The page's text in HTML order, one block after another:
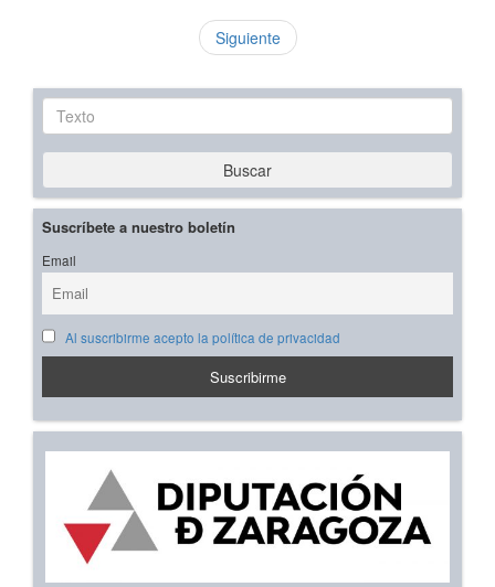
Siguiente
Texto
Buscar
Suscríbete a nuestro boletín
Email
Al suscribirme acepto la política de privacidad